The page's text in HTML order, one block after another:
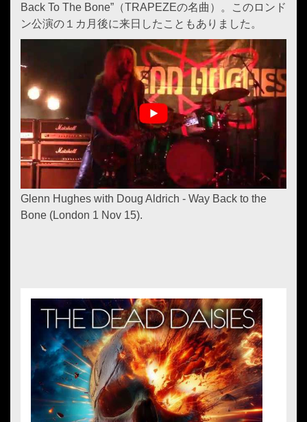
Back To The Bone”（TRAPEZEの名曲）。このロンド
ン公演の１カ月後に来日したこともありました。
Glenn Hughes with Doug Aldrich - Way Back to the
Bone (London 1 Nov 15).